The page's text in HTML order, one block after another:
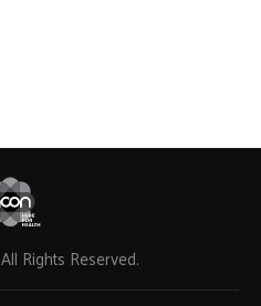
All Rights Reserved.